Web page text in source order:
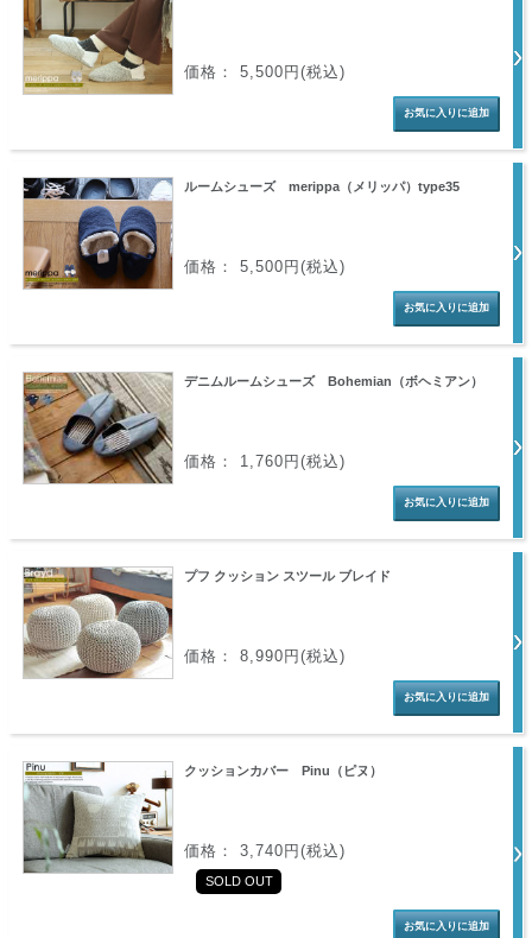
価格： 5,500円(税込)
ルームシューズ merippa（メリッパ）type35
価格： 5,500円(税込)
デニムルームシューズ Bohemian（ボヘミアン）
価格： 1,760円(税込)
プフ クッション スツール ブレイド
価格： 8,990円(税込)
クッションカバー Pinu（ピヌ）
価格： 3,740円(税込)
SOLD OUT